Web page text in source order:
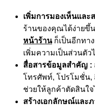
เพิ่มการมองเห็นและ
ร้านของคุณได้ง่ายขึ้
หน้าร้านก็เป็นอีกทา
เพิ่มความเป็นส่วนตั
สื่อสารข้อมูลสำคัญ :
โทรศัพท์, โปรโมชั่น,
ช่วยให้ลูกค้าตัดสินใ
สร้างเอกลักษณ์และ